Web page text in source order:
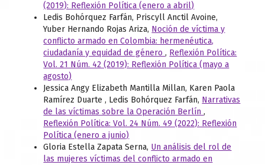
(2019): Reflexión Política (enero a abril)
Ledis Bohórquez Farfán, Priscyll Anctil Avoine,
Yuber Hernando Rojas Ariza, Noción de víctima y
conflicto armado en Colombia: hermenéutica,
ciudadanía y equidad de género, Reflexión Política:
Vol. 21 Núm. 42 (2019): Reflexión Política (mayo a
agosto)
Jessica Angy Elizabeth Mantilla Millan, Karen Paola
Ramírez Duarte , Ledis Bohórquez Farfán, Narrativas
de las víctimas sobre la Operación Berlín,
Reflexión Política: Vol. 24 Núm. 49 (2022): Reflexión
Política (enero a junio)
Gloria Estella Zapata Serna, Un análisis del rol de
las mujeres víctimas del conflicto armado en